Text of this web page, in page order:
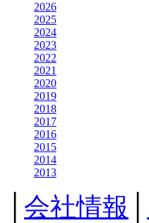
2026
2025
2024
2023
2022
2021
2020
2019
2018
2017
2016
2015
2014
2013
会社情報